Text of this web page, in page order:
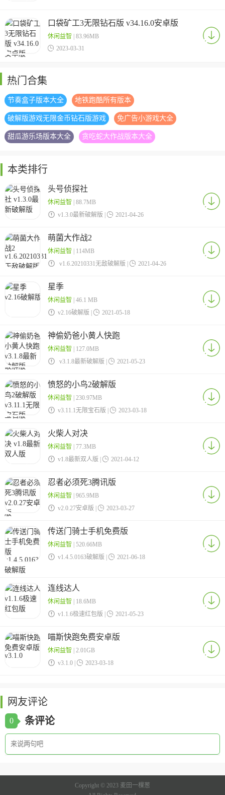
口袋矿工3无限钻石版 v34.16.0安卓版
休闲益智 | 83.96MB
 2023-03-31
热门合集
节奏盒子版本大全 地铁跑酷所有版本
破解版游戏无限金币钻石版游戏 免广告小游戏大全
甜瓜游乐场版本大全 贪吃蛇大作战版本大全
本类排行
头号侦探社
休闲益智 | 88.7MB
 v1.3.0最新破解版 |  2021-04-26
萌菌大作战2
休闲益智 | 114MB
 v1.6.20210331无敌破解版 |  2021-04-26
星季
休闲益智 | 46.1 MB
 v2.16破解版 |  2021-05-18
神偷奶爸小黄人快跑
休闲益智 | 127.0MB
 v3.1.8最新破解版 |  2021-05-23
愤怒的小鸟2破解版
休闲益智 | 230.97MB
 v3.11.1无限宝石版 |  2023-03-18
火柴人对决
休闲益智 | 77.3MB
 v1.8最新双人版 |  2021-04-12
忍者必须死3腾讯版
休闲益智 | 965.9MB
 v2.0.27安卓版 |  2023-03-27
传送门骑士手机免费版
休闲益智 | 520.66MB
 v1.4.5.0163破解版 |  2021-06-18
连线达人
休闲益智 | 18.6MB
 v1.1.6极速红包版 |  2021-05-23
喵斯快跑免费安卓版
休闲益智 | 2.01GB
 v3.1.0 |  2023-03-18
网友评论
0 条评论
Copyright © 2023 麦田一棵葱